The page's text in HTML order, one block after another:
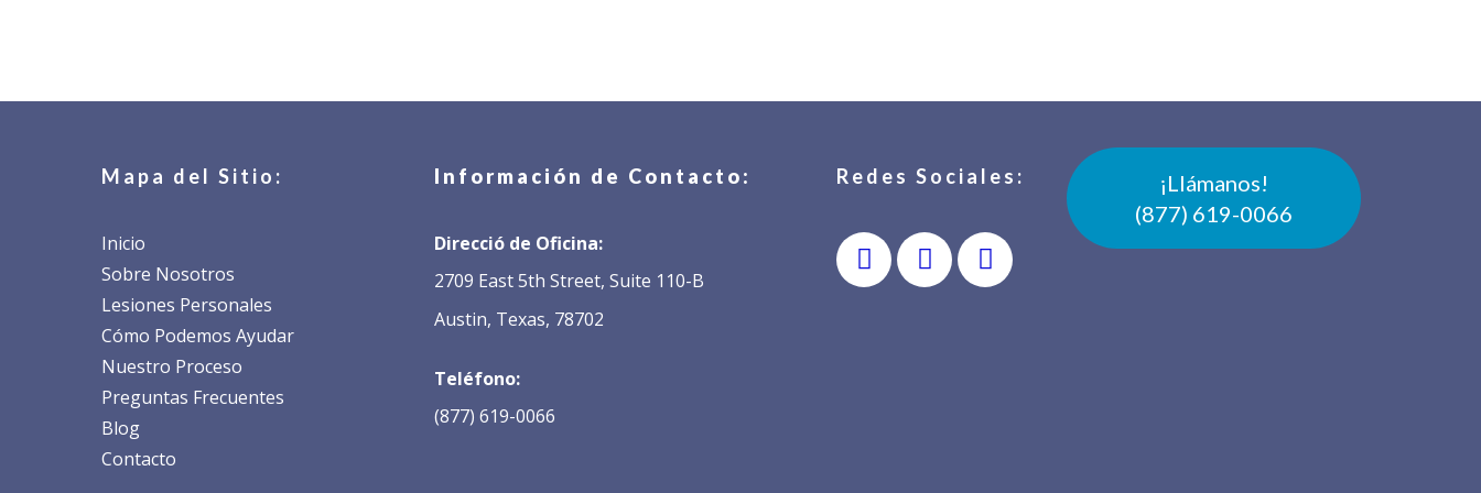
Mapa del Sitio:
Inicio
Sobre Nosotros
Lesiones Personales
Cómo Podemos Ayudar
Nuestro Proceso
Preguntas Frecuentes
Blog
Contacto
Información de Contacto:
Direcció de Oficina:
2709 East 5th Street, Suite 110-B
Austin, Texas, 78702
Teléfono:
(877) 619-0066
Redes Sociales:
¡Llámanos!
(877) 619-0066